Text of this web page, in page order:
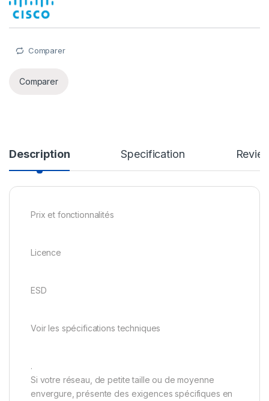
Comparer
Comparer
Description Specification
Prix et fonctionnalités
Licence
ESD
Voir les spécifications techniques
.
Si votre réseau, de petite taille ou de moyenne
envergure, présente des exigences spécifiques en